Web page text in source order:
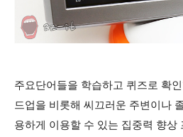
주요단어들을 학습하고 퀴즈로 확
드업을 비롯해 씨끄러운 주변이나
용하게 이용할 수 있는 집중력 향상